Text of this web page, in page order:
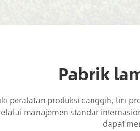
Pabrik
peralatan produksi canggih, lini
manajemen standar
dapat